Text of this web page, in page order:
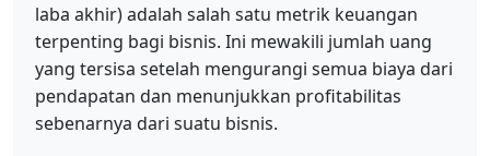
laba akhir) adalah salah satu metrik keuangan
terpenting bagi bisnis. Ini mewakili jumlah uang
yang tersisa setelah mengurangi semua biaya dari
pendapatan dan menunjukkan profitabilitas
sebenarnya dari suatu bisnis.